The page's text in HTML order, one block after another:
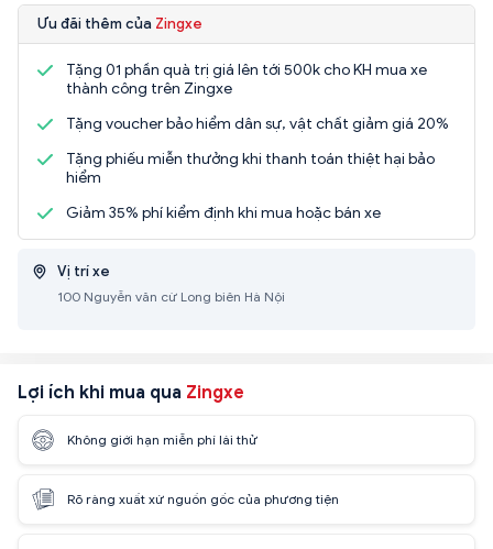
Ưu đãi thêm của Zingxe
Tặng 01 phần quà trị giá lên tới 500k cho KH mua xe
thành công trên Zingxe
Tặng voucher bảo hiểm dân sự, vật chất giảm giá 20%
Tặng phiếu miễn thưởng khi thanh toán thiệt hại bảo
hiểm
Giảm 35% phí kiểm định khi mua hoặc bán xe
Vị trí xe
100 Nguyễn văn cừ Long biên Hà Nội
Lợi ích khi mua qua Zingxe
Không giới hạn miễn phí lái thử
Rõ ràng xuất xứ nguồn gốc của phương tiện